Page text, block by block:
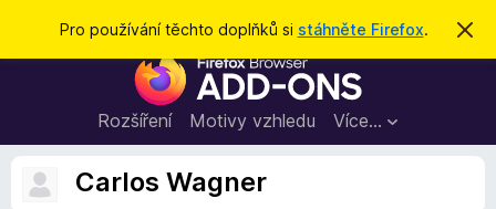
Pro používání těchto doplňků si stáhněte Firefox.
S
r
D
o
p
l
k
Rozšíření Motivy vzhledu Více…
Přihlásit se
Carlos Wagner